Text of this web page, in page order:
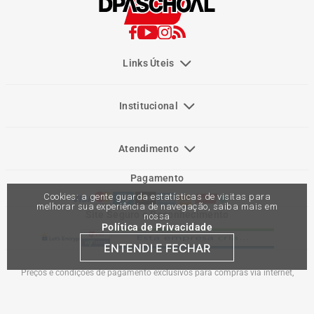
Cookies: a gente guarda estatísticas de visitas para
melhorar sua experiência de navegação, saiba mais em
nossa
Política de Privacidade
ENTENDI E FECHAR
Links Úteis
Institucional
Atendimento
Pagamento
Site Seguro e Reconhecimento
Preços e condições de pagamento exclusivos para compras via internet,